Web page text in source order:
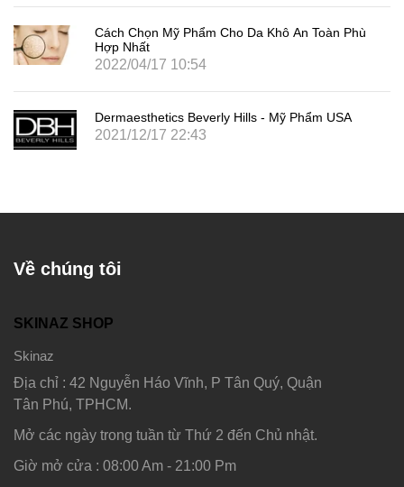
Cách Chọn Mỹ Phẩm Cho Da Khô An Toàn Phù
Hợp Nhất
2022/04/17 10:54
Dermaesthetics Beverly Hills - Mỹ Phẩm USA
2021/12/17 22:43
Về chúng tôi
SKINAZ SHOP
Skinaz
Địa chỉ : 42 Nguyễn Háo Vĩnh, P Tân Quý, Quận
Tân Phú, TPHCM.
Mở các ngày trong tuần từ Thứ 2 đến Chủ nhật.
Giờ mở cửa : 08:00 Am - 21:00 Pm